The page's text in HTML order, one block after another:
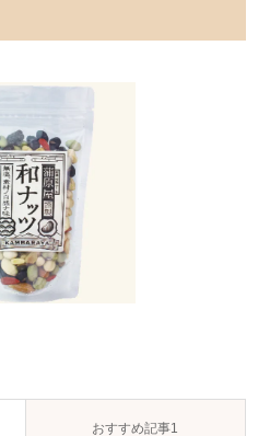
おすすめ記事1